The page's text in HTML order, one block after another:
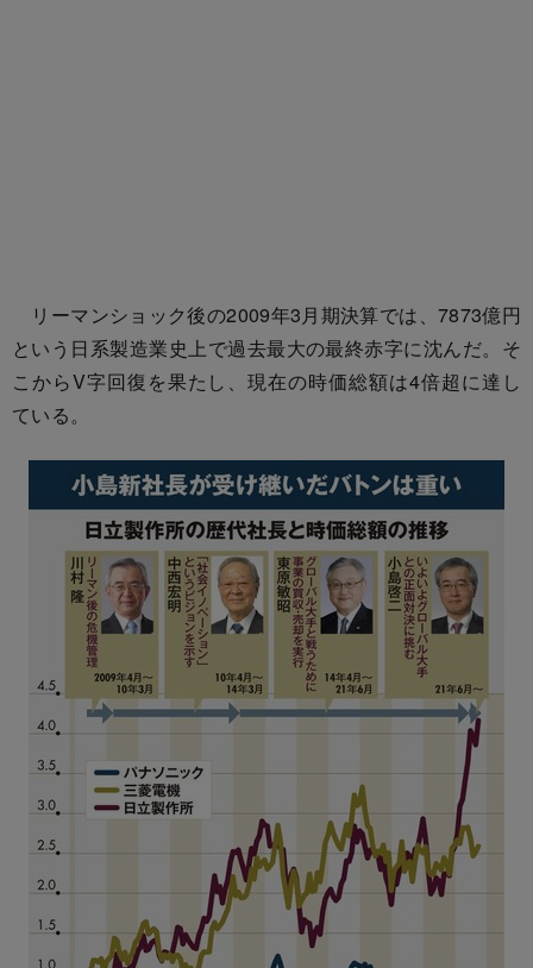
リーマンショック後の2009年3月期決算では、7873億円
という日系製造業史上で過去最大の最終赤字に沈んだ。そ
こからV字回復を果たし、現在の時価総額は4倍超に達し
ている。